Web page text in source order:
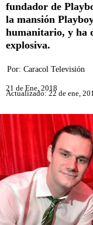
fundador de
la mansión
humanitario, y ha
explosiva.
Por: Caracol Televisión
21 de Ene, 2018
Actualizado: 22 de ene,